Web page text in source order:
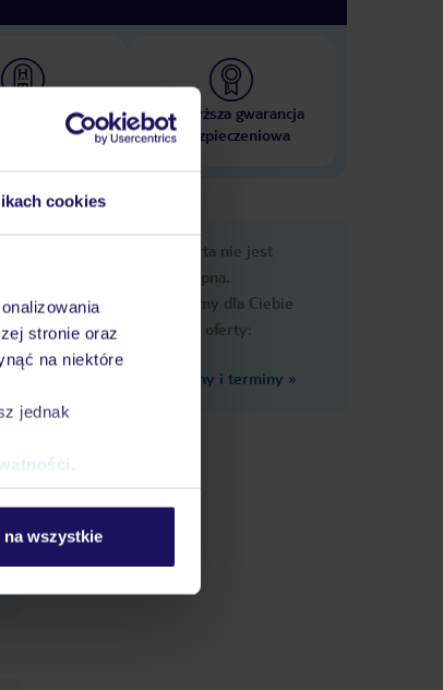
cookies
stronie oraz
na niektóre
jednak
na wszystkie
w ponad 50
Najwyższa gwarancja
ubezpieczeniowa
Ups, ta oferta nie jest
dostępna.
Przygotowaliśmy dla Ciebie
podobne oferty:
Zobacz inne ceny i terminy »